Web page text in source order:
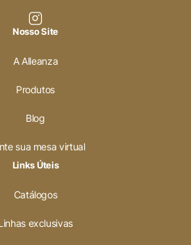
Nosso Site
A Alleanza
Produtos
Blog
sua mesa virtual
Links Úteis
Catálogos
exclusivas